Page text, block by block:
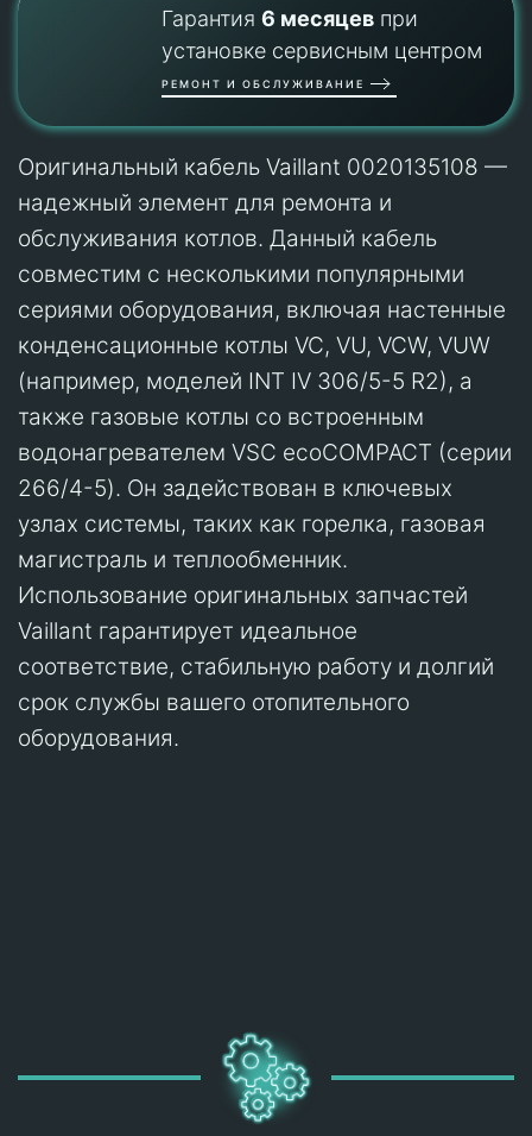
Гарантия 6 месяцевпри
установке сервисным центром
РЕМОНТ И ОБСЛУЖИВАНИЕ
Оригинальный кабель Vaillant 0020135108 —
надежный элемент для ремонта и
обслуживания котлов. Данный кабель
совместим с несколькими популярными
сериями оборудования, включая настенные
конденсационные котлы VC, VU, VCW, VUW
(например, моделей INT IV 306/5-5 R2), а
также газовые котлы со встроенным
водонагревателем VSC ecoCOMPACT (серии
266/4-5). Он задействован в ключевых
узлах системы, таких как горелка, газовая
магистраль и теплообменник.
Использование оригинальных запчастей
Vaillant гарантирует идеальное
соответствие, стабильную работу и долгий
срок службы вашего отопительного
оборудования.